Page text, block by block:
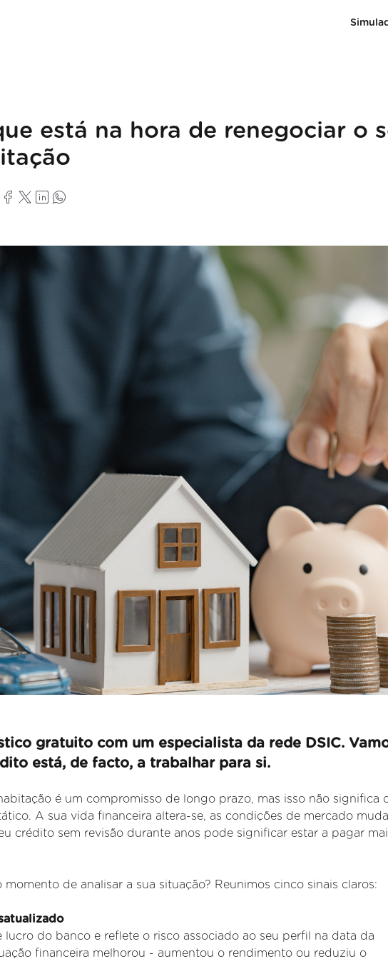
está na hora de renegociar o
gratuito com um especialista da rede DSIC.
está, de facto, a trabalhar para si.
é um compromisso de longo prazo, mas isso não significa
A sua vida financeira altera-se, as condições de mercado
crédito sem revisão durante anos pode significar estar a pagar
de analisar a sua situação? Reunimos cinco sinais claros:
lucro do banco e reflete o risco associado ao seu perfil na data da
financeira melhorou - aumentou o rendimento ou reduziu o